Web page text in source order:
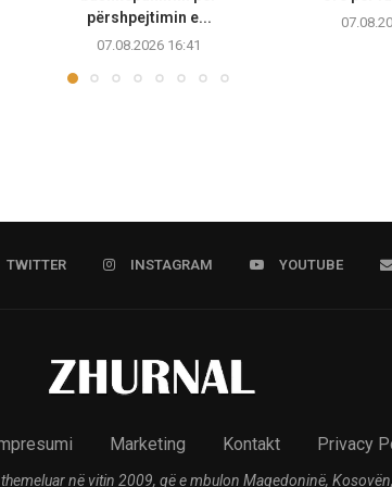
përshpejtimin e...
07.08.2026 16:41
TWITTER INSTAGRAM YOUTUBE
Marketing Kontakt Privacy
në vitin 2009, që e mbulon Maqedoninë,